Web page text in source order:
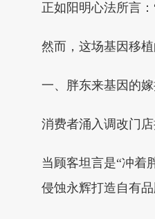
正如阳明心法所言
然而，这场基因移
一、胖东来基因的
消费者涌入调改门
当顾客坦言是“冲着
侵蚀永辉打造自有品